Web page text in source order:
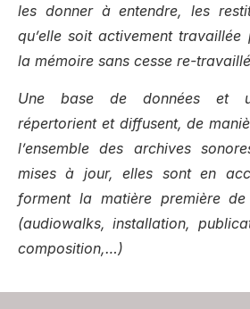
les donner à entendre, les
qu’elle soit activement
la mémoire sans cesse re-
Une base de données et
répertorient et diffusent, de maniè
l’ensemble des archives
mises à jour, elles sont en
forment la matière première
(audiowalks, installation,
composition,…)